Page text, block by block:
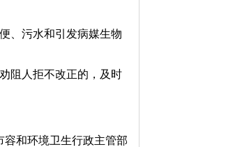
、污水和引发病媒生物
阻人拒不改正的，及时
和环境卫生行政主管部